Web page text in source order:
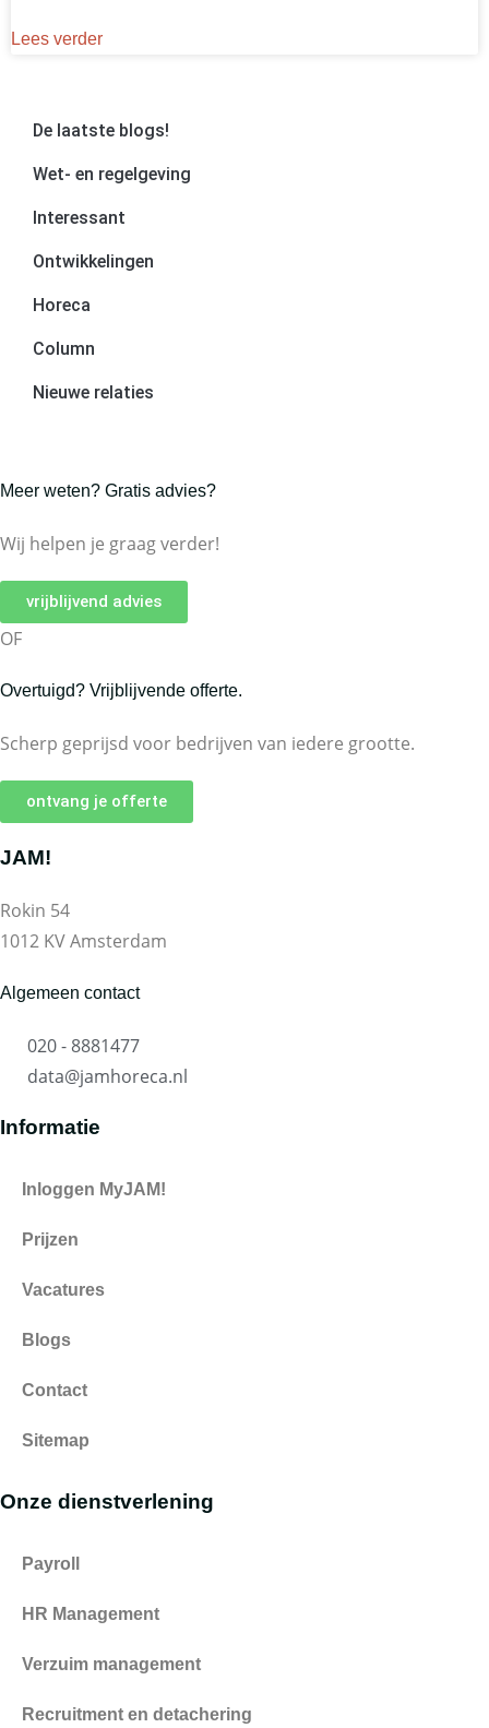
Lees verder
De laatste blogs!
Wet- en regelgeving
Interessant
Ontwikkelingen
Horeca
Column
Nieuwe relaties
Meer weten? Gratis advies?
Wij helpen je graag verder!
vrijblijvend advies
OF
Overtuigd? Vrijblijvende offerte.
Scherp geprijsd voor bedrijven van iedere grootte.
ontvang je offerte
JAM!
Rokin 54
1012 KV Amsterdam
Algemeen contact
020 - 8881477
data@jamhoreca.nl
Informatie
Inloggen MyJAM!
Prijzen
Vacatures
Blogs
Contact
Sitemap
Onze dienstverlening
Payroll
HR Management
Verzuim management
Recruitment en detachering